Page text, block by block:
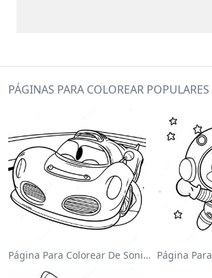
PÁGINAS PARA COLOREAR POPULARES
Página Para Colorear De Sonic El Velocista